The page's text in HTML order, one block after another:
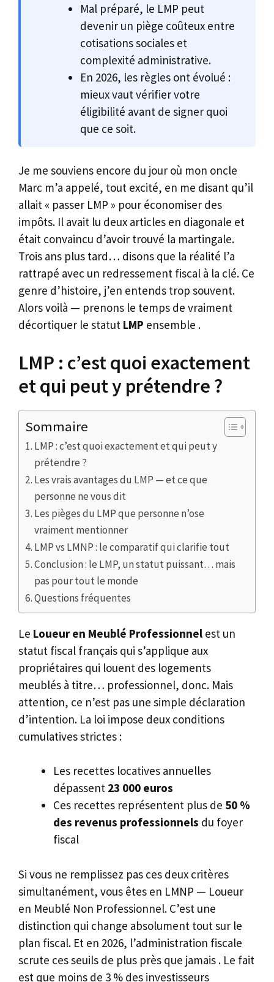
Mal préparé, le LMP peut
devenir un piège coûteux entre
cotisations sociales et
complexité administrative.
En 2026, les règles ont évolué :
mieux vaut vérifier votre
éligibilité avant de signer quoi
que ce soit.
Je me souviens encore du jour où mon oncle
Marc m’a appelé, tout excité, en me disant qu’il
allait « passer LMP » pour économiser des
impôts. Il avait lu deux articles en diagonale et
était convaincu d’avoir trouvé la martingale.
Trois ans plus tard… disons que la réalité l’a
rattrapé avec un redressement fiscal à la clé. Ce
genre d’histoire, j’en entends trop souvent.
Alors voilà — prenons le temps de vraiment
décortiquer le statut LMP ensemble .
LMP : c’est quoi exactement
et qui peut y prétendre ?
Sommaire
LMP : c’est quoi exactement et qui peut y
prétendre ?
Les vrais avantages du LMP — et ce que
personne ne vous dit
Les pièges du LMP que personne n’ose
vraiment mentionner
LMP vs LMNP : le comparatif qui clarifie tout
Conclusion : le LMP, un statut puissant… mais
pas pour tout le monde
Questions fréquentes
Le Loueur en Meublé Professionnel est un
statut fiscal français qui s’applique aux
propriétaires qui louent des logements
meublés à titre… professionnel, donc. Mais
attention, ce n’est pas une simple déclaration
d’intention. La loi impose deux conditions
cumulatives strictes :
Les recettes locatives annuelles
dépassent 23 000 euros
Ces recettes représentent plus de 50 %
des revenus professionnels du foyer
fiscal
Si vous ne remplissez pas ces deux critères
simultanément, vous êtes en LMNP — Loueur
en Meublé Non Professionnel. C’est une
distinction qui change absolument tout sur le
plan fiscal. Et en 2026, l’administration fiscale
scrute ces seuils de plus près que jamais . Le fait
est que moins de 3 % des investisseurs